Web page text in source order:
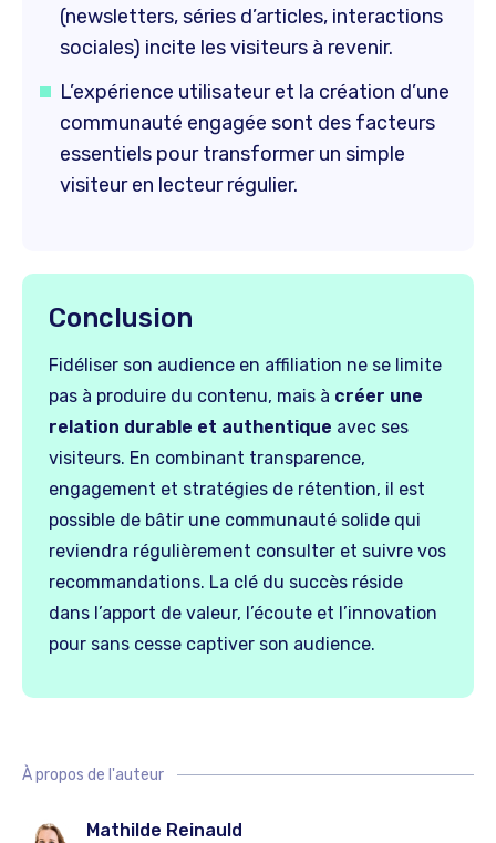
(newsletters, séries d’articles, interactions
sociales) incite les visiteurs à revenir.
L’expérience utilisateur et la création d’une
communauté engagée sont des facteurs
essentiels pour transformer un simple
visiteur en lecteur régulier.
Conclusion
Fidéliser son audience en affiliation ne se limite
pas à produire du contenu, mais à créer une
relation durable et authentique avec ses
visiteurs. En combinant transparence,
engagement et stratégies de rétention, il est
possible de bâtir une communauté solide qui
reviendra régulièrement consulter et suivre vos
recommandations. La clé du succès réside
dans l’apport de valeur, l’écoute et l’innovation
pour sans cesse captiver son audience.
À propos de l'auteur
Mathilde Reinauld